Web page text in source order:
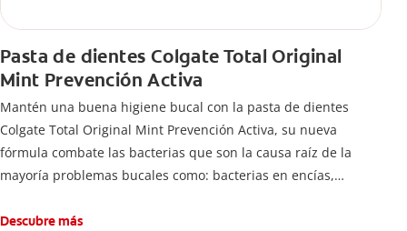
Pasta de dientes Colgate Total Original
Mint Prevención Activa
Mantén una buena higiene bucal con la pasta de dientes
Colgate Total Original Mint Prevención Activa, su nueva
fórmula combate las bacterias que son la causa raíz de la
mayoría problemas bucales como: bacterias en encías,
caries.
Descubre más